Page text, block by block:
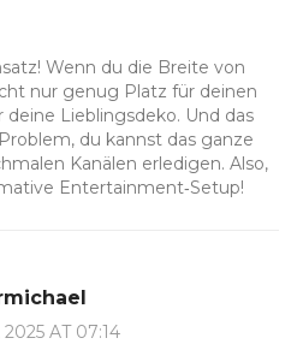
Wenn du die Breite von
nur genug Platz für deinen
deine Lieblingsdeko. Und das
du kannst das ganze
Kanälen erledigen. Also,
Entertainment‑Setup!
AT 07:14